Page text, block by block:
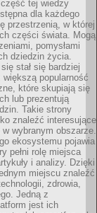
tej wiedzy
dla każdego
przestrzenią, w której
części świata. Mogą
pomysłami
dziedzin życia.
stał się bardziej
popularność
które skupiają się
lub prezentują
Takie strony
znaleźć interesujące
wybranym obszarze.
ekosystemu pojawia
pełni rolę miejsca
i analizy. Dzięki
miejscu znaleźć
zdrowia,
Jedną z
jest ich